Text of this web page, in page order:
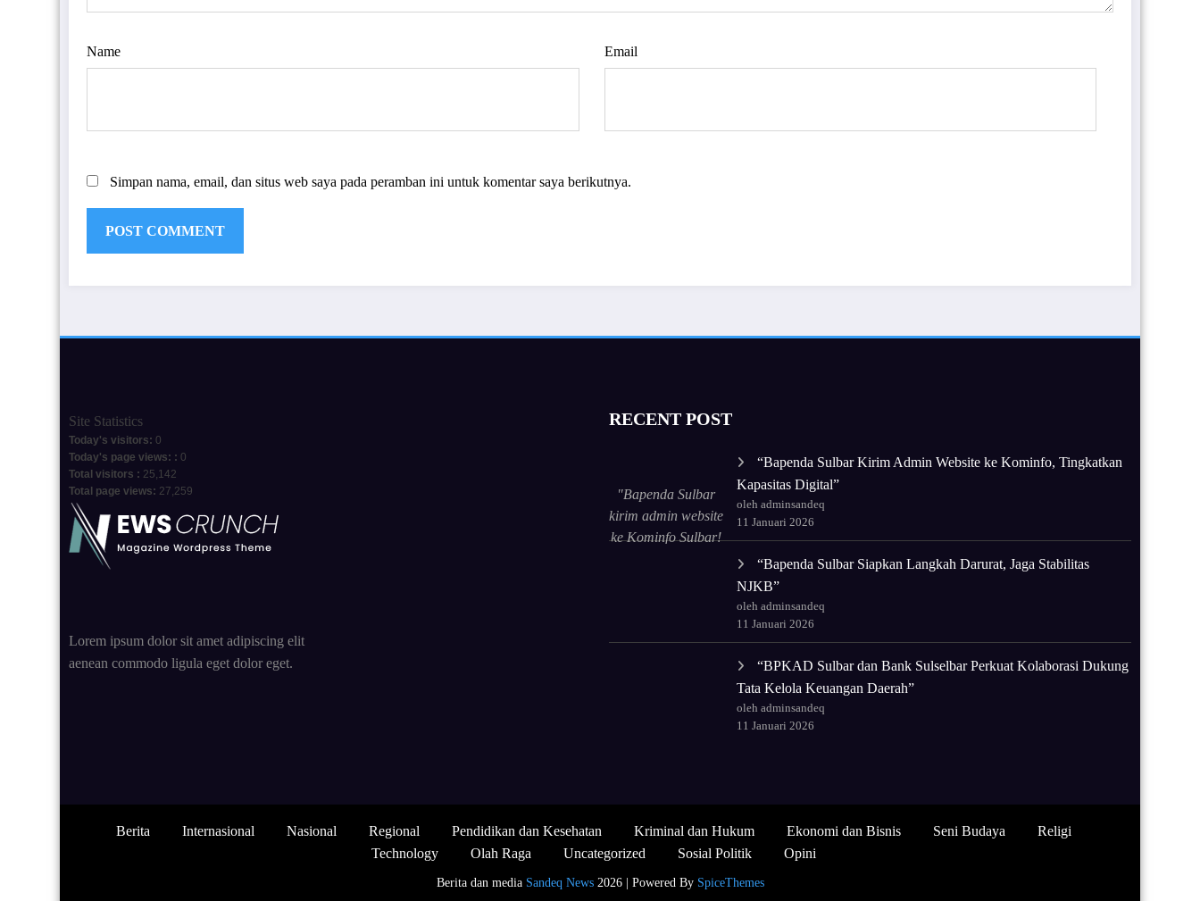
Name Email
Simpan nama, email, dan situs web saya pada peramban ini untuk komentar saya berikutnya.
Site Statistics
Today's visitors: 0
Today's page views: : 0
Total visitors : 25,142
Total page views: 27,259
Lorem ipsum dolor sit amet adipiscing elit
aenean commodo ligula eget dolor eget.
RECENT POST
"Bapenda Sulbar
kirim admin website
ke Kominfo Sulbar!
“Bapenda Sulbar Kirim Admin Website ke Kominfo, Tingkatkan
Kapasitas Digital”
oleh adminsandeq
11 Januari 2026
“Bapenda Sulbar Siapkan Langkah Darurat, Jaga Stabilitas
NJKB”
oleh adminsandeq
11 Januari 2026
“BPKAD Sulbar dan Bank Sulselbar Perkuat Kolaborasi Dukung
Tata Kelola Keuangan Daerah”
oleh adminsandeq
11 Januari 2026
Berita Internasional Nasional Regional Pendidikan dan Kesehatan Kriminal dan Hukum Ekonomi dan Bisnis Seni Budaya
Religi
Technology
Olah Raga Uncategorized Sosial Politik Opini
Berita dan media Sandeq News2026 | Powered By SpiceThemes